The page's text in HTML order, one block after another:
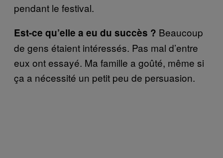
pendant le festival.
Est-ce qu’elle a eu du succès ? Beaucoup
de gens étaient intéressés. Pas mal d’entre
eux ont essayé. Ma famille a goûté, même si
ça a nécessité un petit peu de persuasion.